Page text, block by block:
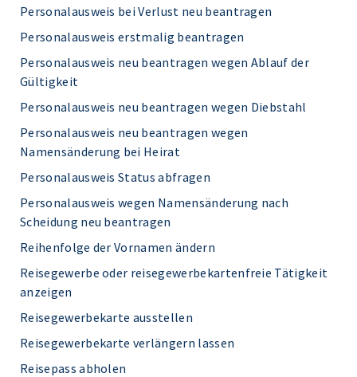
Personalausweis bei Verlust neu beantragen
Personalausweis erstmalig beantragen
Personalausweis neu beantragen wegen Ablauf der
Gültigkeit
Personalausweis neu beantragen wegen Diebstahl
Personalausweis neu beantragen wegen
Namensänderung bei Heirat
Personalausweis Status abfragen
Personalausweis wegen Namensänderung nach
Scheidung neu beantragen
Reihenfolge der Vornamen ändern
Reisegewerbe oder reisegewerbekartenfreie Tätigkeit
anzeigen
Reisegewerbekarte ausstellen
Reisegewerbekarte verlängern lassen
Reisepass abholen